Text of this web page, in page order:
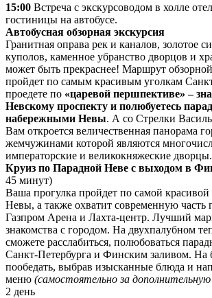
15:00 Встреча с экскурсоводом в холле
гостиницы на автобусе.
Автобусная обзорная экскурсия
Гранитная оправа рек и каналов, золотое
куполов, каменное убранство дворцов и
может быть прекраснее! Маршрут
пройдет по самым красивым уголкам
проедете по «царевой першпективе» –
Невскому проспекту и полюбуетесь
набережными Невы. А со Стрелки
Вам откроется величественная панорама
жемчужинами которой являются
императорские и великокняжеские дворцы.
Круиз по Парадной Неве с выходом в
45 минут)
Ваша прогулка пройдет по самой красивой
Невы, а также охватит современную часть
Газпром Арена и Лахта-центр. Лучший
знакомства с городом. На двухпалубном
сможете расслабиться, полюбоваться
Санкт-Петербурга и Финским заливом. На
пообедать, выбрав изысканные блюда и
меню (самостоятельно за
2 день